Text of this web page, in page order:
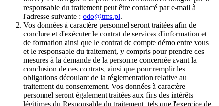
responsable du traitement peut être contacté par e-mail à
l'adresse suivante : odo@tms.pl.
Vos données à caractère personnel seront traitées afin de
conclure et d'exécuter le contrat de services d'information et
de formation ainsi que le contrat de compte démo entre vous
et le responsable du traitement, y compris pour prendre des
mesures à la demande de la personne concernée avant la
conclusion de ces contrats, ainsi que pour remplir les
obligations découlant de la réglementation relative au
traitement du consentement. Vos données à caractère
personnel seront également traitées aux fins des intérêts
légitimes du Responsable du traitement, tels que l'exercice de